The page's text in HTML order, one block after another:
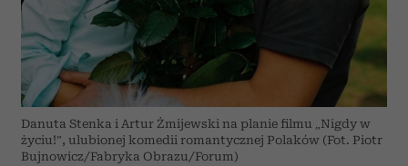
Danuta Stenka i Artur Żmijewski na planie filmu „Nigdy w
życiu!”, ulubionej komedii romantycznej Polaków (Fot. Piotr
Bujnowicz/Fabryka Obrazu/Forum)